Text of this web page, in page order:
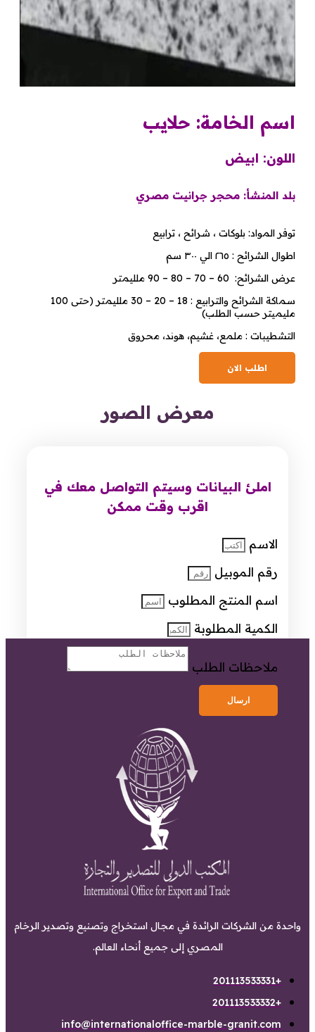
اسم الخامة: حلايب
اللون: ابيض
بلد المنشأ: محجر جرانيت مصري
توفر المواد: بلوكات ، شرائح ، ترابيع
اطوال الشرائح : ٢٦٥ الي ٣٠٠ سم
عرض الشرائح: 60 – 70 – 80 – 90 ملليمتر
سماكة الشرائح والترابيع : 18 – 20 – 30 ملليمتر (حتى 100
مليميتر حسب الطلب)
التشطيبات : ملمع، غشيم، هوند، محروق
اطلب الان
معرض الصور
املئ البيانات وسيتم التواصل معك في
اقرب وقت ممكن
الاسم
رقم الموبيل
اسم المنتج المطلوب
الكمية المطلوبة
ملاحظات الطلب
ارسال
واحدة من الشركات الرائدة في مجال استخراج وتصنيع وتصدير الرخام
المصري إلى جميع أنحاء العالم.
+201113533331
+201113533332
info@internationaloffice-marble-granit.com